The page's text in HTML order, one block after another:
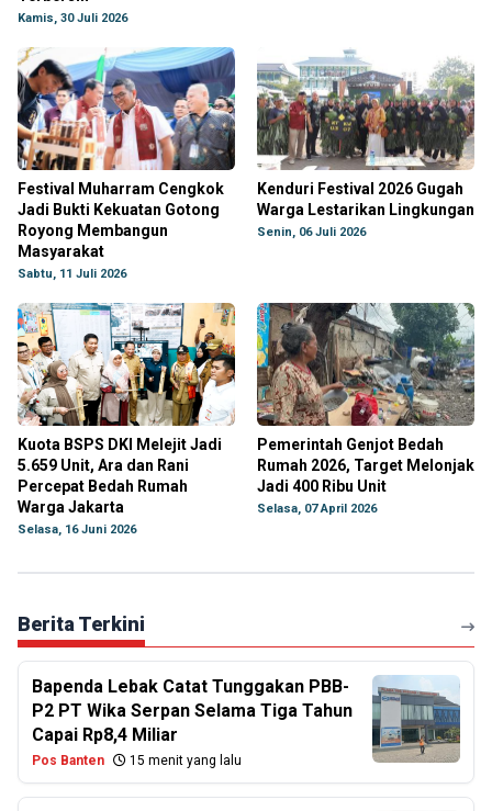
Kamis, 30 Juli 2026
Festival Muharram Cengkok
Jadi Bukti Kekuatan Gotong
Royong Membangun
Masyarakat
Sabtu, 11 Juli 2026
Kenduri Festival 2026 Gugah
Warga Lestarikan Lingkungan
Senin, 06 Juli 2026
Kuota BSPS DKI Melejit Jadi
5.659 Unit, Ara dan Rani
Percepat Bedah Rumah
Warga Jakarta
Selasa, 16 Juni 2026
Pemerintah Genjot Bedah
Rumah 2026, Target Melonjak
Jadi 400 Ribu Unit
Selasa, 07 April 2026
Berita Terkini
Bapenda Lebak Catat Tunggakan PBB-
P2 PT Wika Serpan Selama Tiga Tahun
Capai Rp8,4 Miliar
Pos Banten 15 menit yang lalu